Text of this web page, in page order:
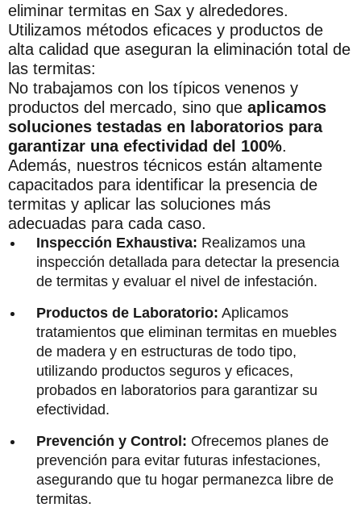
eliminar termitas en Sax y alrededores.
Utilizamos métodos eficaces y productos de
alta calidad que aseguran la eliminación total de
las termitas:
No trabajamos con los típicos venenos y
productos del mercado, sino que aplicamos
soluciones testadas en laboratorios para
garantizar una efectividad del 100%.
Además, nuestros técnicos están altamente
capacitados para identificar la presencia de
termitas y aplicar las soluciones más
adecuadas para cada caso.
Inspección Exhaustiva: Realizamos una
inspección detallada para detectar la presencia
de termitas y evaluar el nivel de infestación.
Productos de Laboratorio: Aplicamos
tratamientos que eliminan termitas en muebles
de madera y en estructuras de todo tipo,
utilizando productos seguros y eficaces,
probados en laboratorios para garantizar su
efectividad.
Prevención y Control: Ofrecemos planes de
prevención para evitar futuras infestaciones,
asegurando que tu hogar permanezca libre de
termitas.